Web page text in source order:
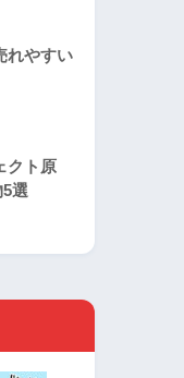
れやすい
クト原
選